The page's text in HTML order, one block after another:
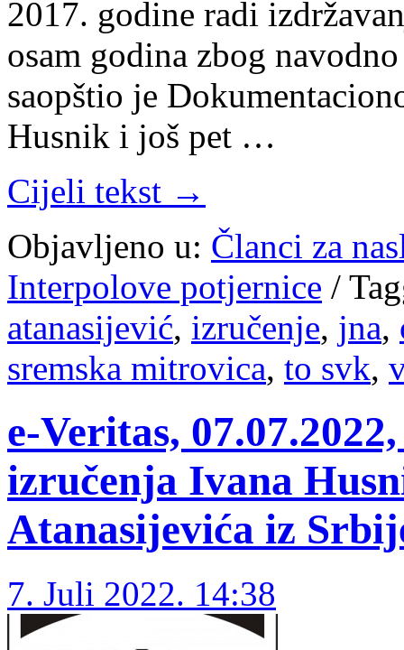
2017. godine radi
osam godina zbog
saopštio je
Husnik i još pet …
Cijeli tekst →
Objavljeno u: Članci za
Interpolove potjernice /
atanasijević, izručenje, jna,
sremska mitrovica, to svk,
e-Veritas,
izručenja Ivana
Atanasijevića iz
7. Juli 2022. 14:38